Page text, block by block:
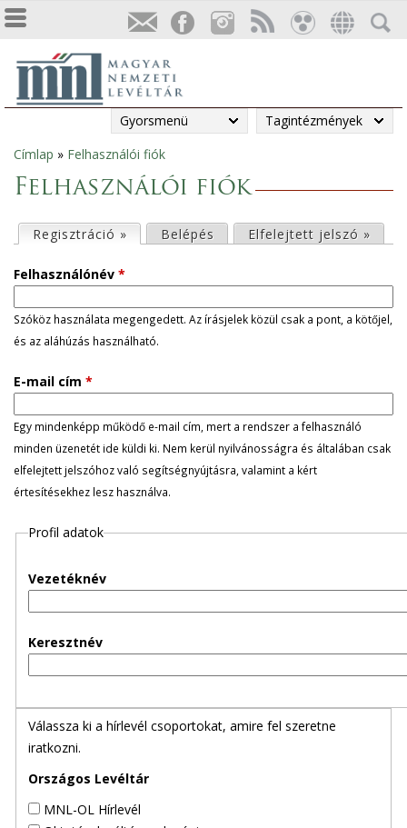
Gyorsmenü Tagintézmények
Jelenlegi
hely
Címlap » Felhasználói fiók
Felhasználói fiók
l
s
ő
d
l
e
g
e
Regisztráció » (aktív fül)
Belépés Elfelejtett jelszó »
Felhasználónév *
Szóköz használata megengedett. Az írásjelek közül csak a pont, a kötőjel,
és az aláhúzás használható.
E-mail cím *
Egy mindenképp működő e-mail cím, mert a rendszer a felhasználó
minden üzenetét ide küldi ki. Nem kerül nyilvánosságra és általában csak
elfelejtett jelszóhoz való segítségnyújtásra, valamint a kért
értesítésekhez lesz használva.
Profil adatok
Vezetéknév
Keresztnév
Válassza ki a hírlevél csoportokat, amire fel szeretne
iratkozni.
Országos Levéltár
MNL-OL Hírlevél